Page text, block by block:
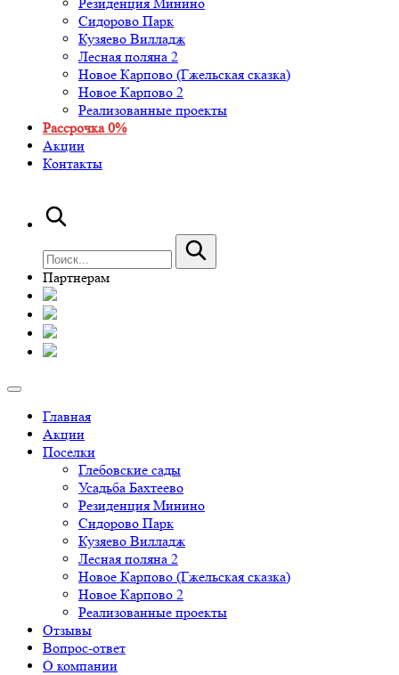
Сидорово Парк
Кузяево Вилладж
Лесная поляна 2
Новое Карпово (Гжельская сказка)
Новое Карпово 2
Реализованные проекты
Рассрочка 0%
Акции
Контакты
Партнерам
Главная
Акции
Поселки
Глебовские сады
Усадьба Бахтеево
Резиденция Минино
Сидорово Парк
Кузяево Вилладж
Лесная поляна 2
Новое Карпово (Гжельская сказка)
Новое Карпово 2
Реализованные проекты
Отзывы
Вопрос-ответ
О компании